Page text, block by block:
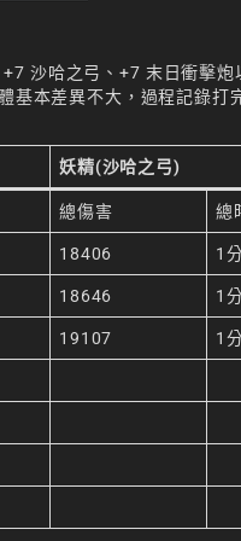
沙哈之弓、+7 末日衝擊炮
基本差異不大，過程記錄打
妖精(沙哈之弓)
總傷害 總
18406 1
18646 1
19107 1